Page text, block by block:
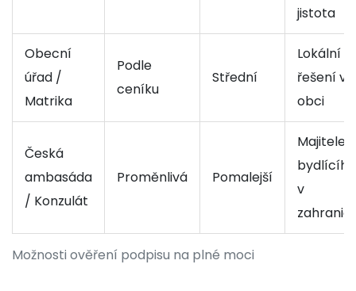
Možnosti ověření podpisu na plné moci
jistota
Obecní
úřad /
Matrika
Podle
ceníku
Střední
Lokální
řešení v
obci
Česká
ambasáda
/ Konzulát
Proměnlivá Pomalejší
Majitele
bydlícího
v
zahraničí